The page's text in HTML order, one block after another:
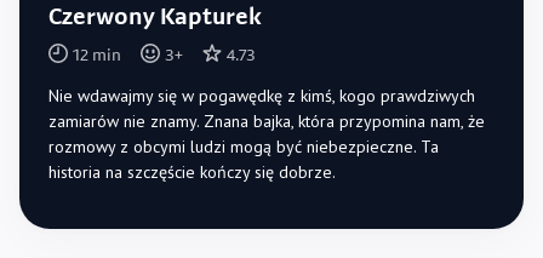
Czerwony Kapturek
12 min 3+ 4.73
Nie wdawajmy się w pogawędkę z kimś, kogo prawdziwych
zamiarów nie znamy. Znana bajka, która przypomina nam, że
rozmowy z obcymi ludzi mogą być niebezpieczne. Ta
historia na szczęście kończy się dobrze.